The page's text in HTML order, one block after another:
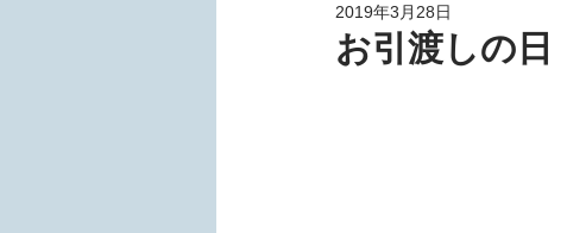
不動産研究会_募集中
お引渡しの日
2019年3月28日